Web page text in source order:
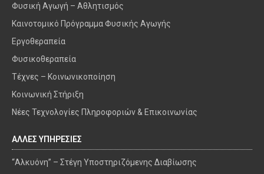
Φυσική Αγωγή – Αθλητισμός
Καινοτομικό Πρόγραμμα Φυσικής Αγωγής
Εργοθεραπεία
Φυσικοθεραπεία
Τέχνες – Κοινωνικοποίηση
Κοινωνική Στήριξη
Νέες Τεχνολογίες Πληροφοριών & Επικοινωνίας
ΑΛΛΕΣ ΥΠΗΡΕΣΙΕΣ
“Αλκυόνη” – Στέγη Υποστηριζόμενης Διαβίωσης